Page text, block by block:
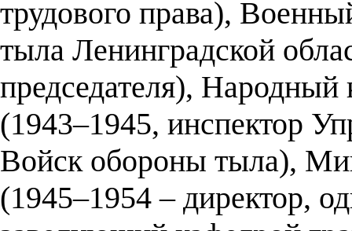
трудового права),
тыла Ленинградской
председателя),
(1943–1945, инспектор
Войск обороны тыла),
(1945–1954 – директор,